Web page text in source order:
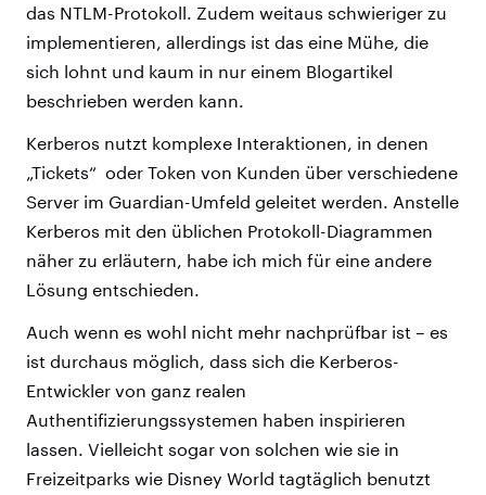
das NTLM-Protokoll. Zudem weitaus schwieriger zu
implementieren, allerdings ist das eine Mühe, die
sich lohnt und kaum in nur einem Blogartikel
beschrieben werden kann.
Kerberos nutzt komplexe Interaktionen, in denen
„Tickets“ oder Token von Kunden über verschiedene
Server im Guardian-Umfeld geleitet werden. Anstelle
Kerberos mit den üblichen Protokoll-Diagrammen
näher zu erläutern, habe ich mich für eine andere
Lösung entschieden.
Auch wenn es wohl nicht mehr nachprüfbar ist – es
ist durchaus möglich, dass sich die Kerberos-
Entwickler von ganz realen
Authentifizierungssystemen haben inspirieren
lassen. Vielleicht sogar von solchen wie sie in
Freizeitparks wie Disney World tagtäglich benutzt